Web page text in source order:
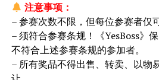
注意事项：
– 参赛次数不限，但每位参赛者仅
– 须符合参赛条规！《YesBoss》
不符合上述参赛条规的参加者。
– 所有奖品不得出售、转卖、以物